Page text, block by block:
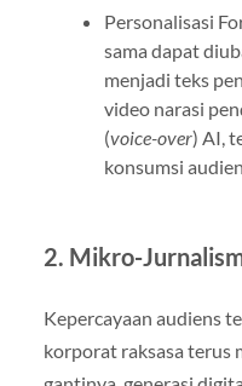
Personalisasi
sama dapat
menjadi teks
video narasi
(voice-over) AI,
konsumsi
2. Mikro-
Kepercayaan audiens
korporat raksasa terus